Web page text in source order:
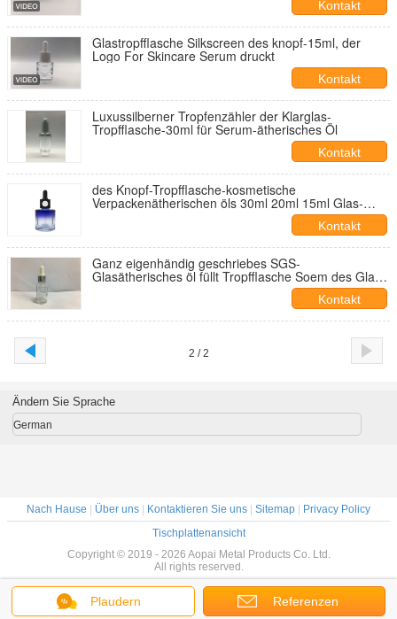
Kontakt
Glastropfflasche Silkscreen des knopf-15ml, der
Logo For Skincare Serum druckt
Kontakt
Luxussilberner Tropfenzähler der Klarglas-
Tropfflasche-30ml für Serum-ätherisches Öl
Kontakt
des Knopf-Tropfflasche-kosmetische
Verpackenätherischen öls 30ml 20ml 15ml Glas-
Kontakt
Ganz eigenhändig geschriebes SGS-
Glasätherisches öl füllt Tropfflasche Soem des Glas-
Kontakt
2 / 2
Plaudern Referenzen
Ändern Sie Sprache
German
Nach Hause Über uns Kontaktieren Sie uns Sitemap
Privacy Policy
Tischplattenansicht
Copyright © 2019 - 2026 Aopai Metal Products Co. Ltd.
All rights reserved.